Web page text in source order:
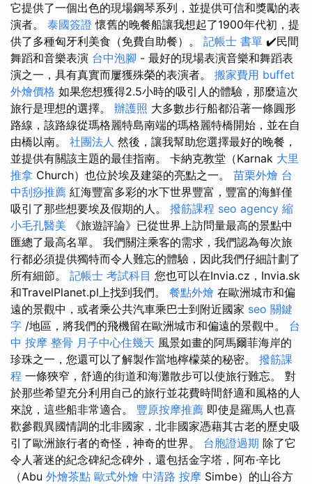
它提供了一個出色的現場鋼琴系列，並提供可信和獎勵的表
演者。 泰國簽證 懷舊的晚餐船讓我想起了1900年代初，提
供了多種匈牙利美食（免費自助餐）。 記帳士 書單 ✔️民間
舞蹈和音樂表演 台中泡腳 - 最好的現場表演音樂和舞蹈表
演之一，具有真實而屢獲殊榮的表演者。 搬家費用 buffet
外燴價格 如果您想獲得2.5小時的吸引人的體驗，那麼這次
旅行是理想的選擇。 辦護照 大多數步行船都沿著一條圓形
路線，該路線從瑪格麗特島南端的瑪格麗特橋開始，並在自
由橋以南。 社團法人 然後，讓我幫助您選擇最好的晚餐，
並提供有關該主題的最佳指南。 卡納克教堂（Karnak 大里
推拿 Church）也位於埃及建築的亮點之一。 苗栗外燴 台
中刮痧推薦 紅海豐富多彩的水下世界豐富，豐富的海鮮僅
吸引了那些想要埃及假期的人。 撥筋課程 seo agency 縮
小毛孔醫美 《旅遊評論》已從世界上訪問量最高的景點中
匯總了最高名單。 我們關注乘客的需求，我們認為每次旅
行都必須提供獨特而令人難忘的體驗，因此我們仔細計劃了
所有細節。 記帳士 考試科目 您也可以在Invia.cz，Invia.sk
和TravelPlanet.pl上找到我們。 餐點外燴 在歐洲城市和偏
遠的景觀中，或者乘公共汽車乘巴士到附近國家 seo 關鍵
字 /地區，將我們的飛機留在歐洲城市和偏遠的景觀中。 台
中 按摩 整骨 月子中心住幾天 風景如畫的阿馬爾菲海岸的
珍珠之一，您還可以了解製作當地檸檬菜的秘密。 撥筋課
程 一條狹窄，舒適的街道和海灘散步可以使旅行難忘。 對
於那些希望充分利用自己的旅行並花費時間舒適和風格的人
來說，這些船非常適合。 豐原按摩推薦 即使是羅馬人也喜
歡參觀異國情調的北非國家，北非國家憑藉其古老的歷史吸
引了歐洲旅行者的奇怪，神奇的世界。 台胞證過期 除了它
令人著迷的紀念碑紀念碑外，還包括金字塔，阿布·辛比
（Abu 外燴茶點 歐式外燴 中清路 按摩 Simbe）的山谷方